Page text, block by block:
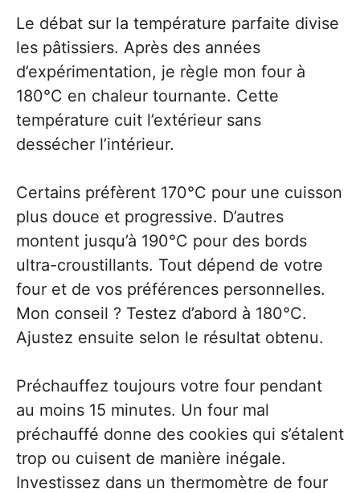
Le débat sur la température parfaite divise
les pâtissiers. Après des années
d’expérimentation, je règle mon four à
180°C en chaleur tournante. Cette
température cuit l’extérieur sans
dessécher l’intérieur.
Certains préfèrent 170°C pour une cuisson
plus douce et progressive. D’autres
montent jusqu’à 190°C pour des bords
ultra-croustillants. Tout dépend de votre
four et de vos préférences personnelles.
Mon conseil ? Testez d’abord à 180°C.
Ajustez ensuite selon le résultat obtenu.
Préchauffez toujours votre four pendant
au moins 15 minutes. Un four mal
préchauffé donne des cookies qui s’étalent
trop ou cuisent de manière inégale.
Investissez dans un thermomètre de four